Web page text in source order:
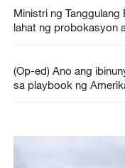
Ministri ng Tanggulang
lahat ng probokasyon
(Op-ed) Ano ang
sa playbook ng